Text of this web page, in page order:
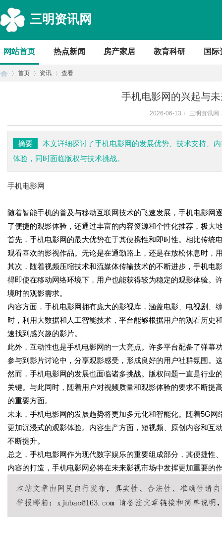
三明资讯网
网站首页 热点新闻 房产家居 教育科研 国际
首页 资讯 查看
手机电影网的兴起与
2026-06-13 / 三明资讯网
摘要
本文详细探讨了手机电影网的发展优势、技术支持、
体验，同时面临版权与技术挑战。
手机电影网
随着智能手机的普及与移动互联网技术的飞速发展，手机电影
了便捷的观影体验，还通过丰富的内容资源和个性化推荐，极大
首先，手机电影网的最大优势在于其便携性和即时性。相比传统
观看喜欢的影视作品。无论是在通勤路上，还是在放松休息时，
其次，随着视频压缩技术和流媒体传输技术的不断进步，手机电
得即使在移动网络环境下，用户也能获得较为稳定的观影体验。
境时的观影需求。
内容方面，手机电影网拥有庞大的影视库，涵盖电影、电视剧
时，利用大数据和人工智能技术，平台能够根据用户的观看历
速找到感兴趣的影片。
此外，互动性也是手机电影网的一大亮点。许多平台配备了弹
参与到影片讨论中，分享观影感受，形成良好的用户社群氛围。
然而，手机电影网的发展也面临诸多挑战。版权问题一直是行业
关键。与此同时，随着用户对视频质量和观影体验的要求不断
的重要方面。
未来，手机电影网的发展趋势将更加多元化和智能化。随着5G
更加沉浸式的观影体验。内容生产方面，短视频、原创内容和互
不断提升。
总之，手机电影网作为现代数字娱乐的重要组成部分，其便捷
内容的打造，手机电影网必将在未来影视市场中发挥更加重要的